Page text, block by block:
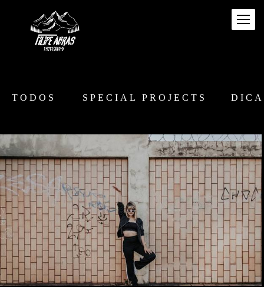
TODOS SPECIAL PROJECTS